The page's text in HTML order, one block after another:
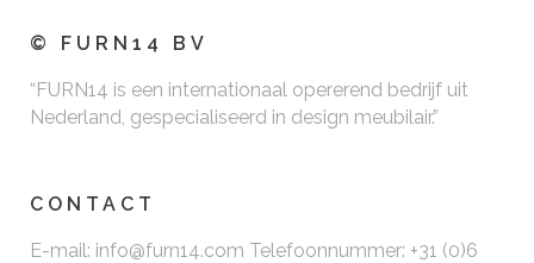
© FURN14 BV
“FURN14 is een internationaal opererend bedrijf uit
Nederland, gespecialiseerd in design meubilair.”
CONTACT
E-mail: info@furn14.com Telefoonnummer: +31 (0)6